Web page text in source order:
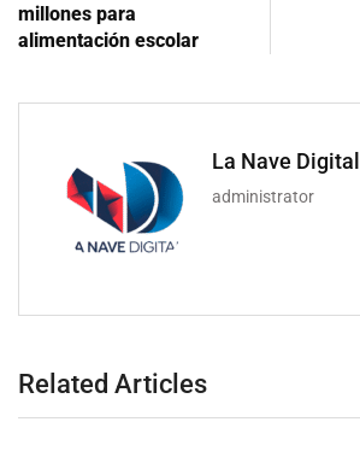
millones para
alimentación escolar
La Nave Digital
administrator
Related Articles